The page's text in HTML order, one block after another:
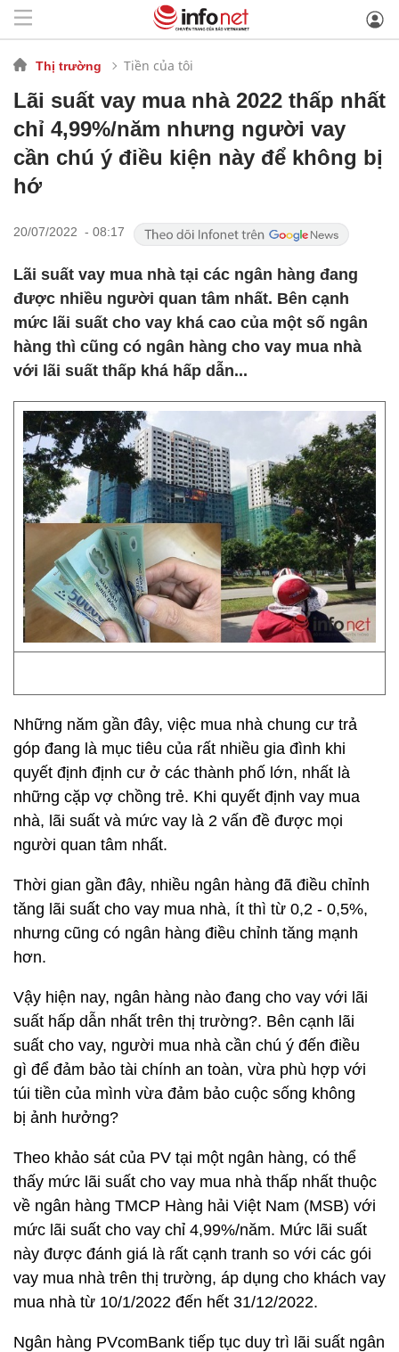
Thị trường Tiền của tôi
Lãi suất vay mua nhà 2022 thấp nhất
chỉ 4,99%/năm nhưng người vay
cần chú ý điều kiện này để không bị
hớ
20/07/2022 - 08:17
Lãi suất vay mua nhà tại các ngân hàng đang
được nhiều người quan tâm nhất. Bên cạnh
mức lãi suất cho vay khá cao của một số ngân
hàng thì cũng có ngân hàng cho vay mua nhà
với lãi suất thấp khá hấp dẫn...
Những năm gần đây, việc mua nhà chung cư trả
góp đang là mục tiêu của rất nhiều gia đình khi
quyết định định cư ở các thành phố lớn, nhất là
những cặp vợ chồng trẻ. Khi quyết định vay mua
nhà, lãi suất và mức vay là 2 vấn đề được mọi
người quan tâm nhất.
Thời gian gần đây, nhiều ngân hàng đã điều chỉnh
tăng lãi suất cho vay mua nhà, ít thì từ 0,2 - 0,5%,
nhưng cũng có ngân hàng điều chỉnh tăng mạnh
hơn.
Vậy hiện nay, ngân hàng nào đang cho vay với lãi
suất hấp dẫn nhất trên thị trường?. Bên cạnh lãi
suất cho vay, người mua nhà cần chú ý đến điều
gì để đảm bảo tài chính an toàn, vừa phù hợp với
túi tiền của mình vừa đảm bảo cuộc sống không
bị ảnh hưởng?
Theo khảo sát của PV tại một ngân hàng, có thể
thấy mức lãi suất cho vay mua nhà thấp nhất thuộc
về ngân hàng TMCP Hàng hải Việt Nam (MSB) với
mức lãi suất cho vay chỉ 4,99%/năm. Mức lãi suất
này được đánh giá là rất cạnh tranh so với các gói
vay mua nhà trên thị trường, áp dụng cho khách vay
mua nhà từ 10/1/2022 đến hết 31/12/2022.
Ngân hàng PVcomBank tiếp tục duy trì lãi suất ngân